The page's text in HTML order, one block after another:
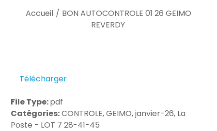
Accueil / BON AUTOCONTROLE 01 26 GEIMO
REVERDY
Télécharger
File Type:pdf
Catégories:CONTROLE, GEIMO, janvier-26, La
Poste - LOT 7 28-41-45